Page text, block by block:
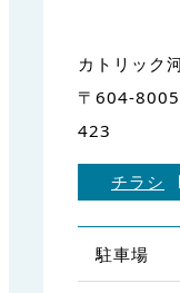
カトリック
〒604-8005
423
チラシ
駐車場